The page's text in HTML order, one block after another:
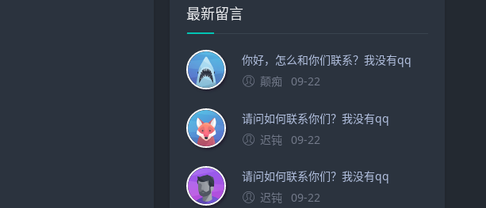
最新留言
你好，怎么和你们联系？我没有qq
颠痴
09-22
请问如何联系你们？我没有qq
迟钝
09-22
请问如何联系你们？我没有qq
迟钝
09-22